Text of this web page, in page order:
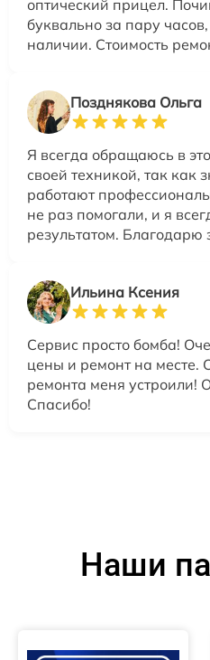
оптический прицел.
буквально за пару
наличии. Стоимость
Позднякова Ольга
Я всегда обращаюсь в
своей техникой, так как
работают
не раз помогали, и я
результатом. Благодарю
Ильина Ксения
Сервис просто бомба!
цены и ремонт на месте.
ремонта меня устроили!
Спасибо!
Наши